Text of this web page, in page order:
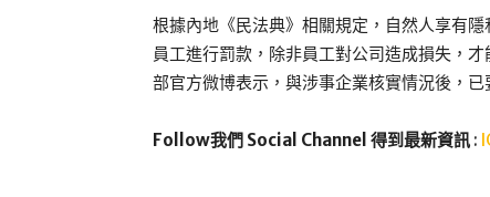
根據內地《民法典》相關規定，自然人享有
員工進行罰款，除非員工對公司造成損失，
部官方微博表示，與涉事企業核實情況後，已
Follow我們 Social Channel 得到最新資訊 :